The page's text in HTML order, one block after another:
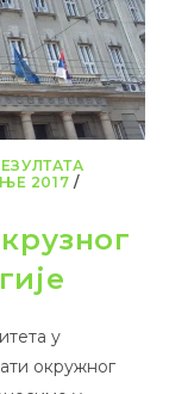
2017 /
у
окружног